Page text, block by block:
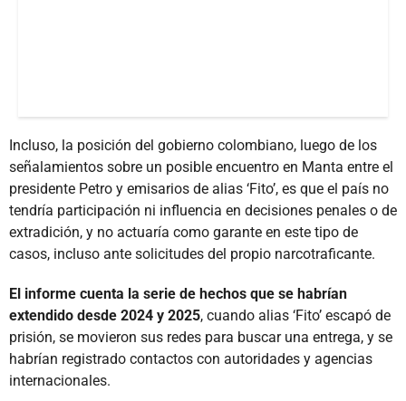
Incluso, la posición del gobierno colombiano, luego de los
señalamientos sobre un posible encuentro en Manta entre el
presidente Petro y emisarios de alias ‘Fito’, es que el país no
tendría participación ni influencia en decisiones penales o de
extradición, y no actuaría como garante en este tipo de
casos, incluso ante solicitudes del propio narcotraficante.
El informe cuenta la serie de hechos que se habrían
extendido desde 2024 y 2025, cuando alias ‘Fito’ escapó de
prisión, se movieron sus redes para buscar una entrega, y se
habrían registrado contactos con autoridades y agencias
internacionales.